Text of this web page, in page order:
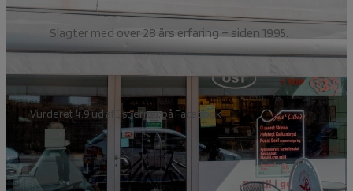
Slagter med over 28 års erfaring – siden 1995.
Vurderet 4.9 ud af 5 stjerner på Facebook